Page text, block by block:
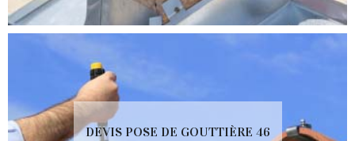
DEVIS POSE DE GOUTTIÈRE 46